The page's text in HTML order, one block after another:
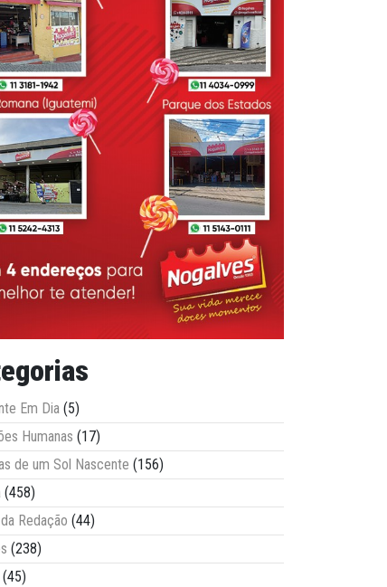
Em Dia (5)
Humanas (17)
de um Sol Nascente (156)
(458)
Redação (44)
(238)
(45)